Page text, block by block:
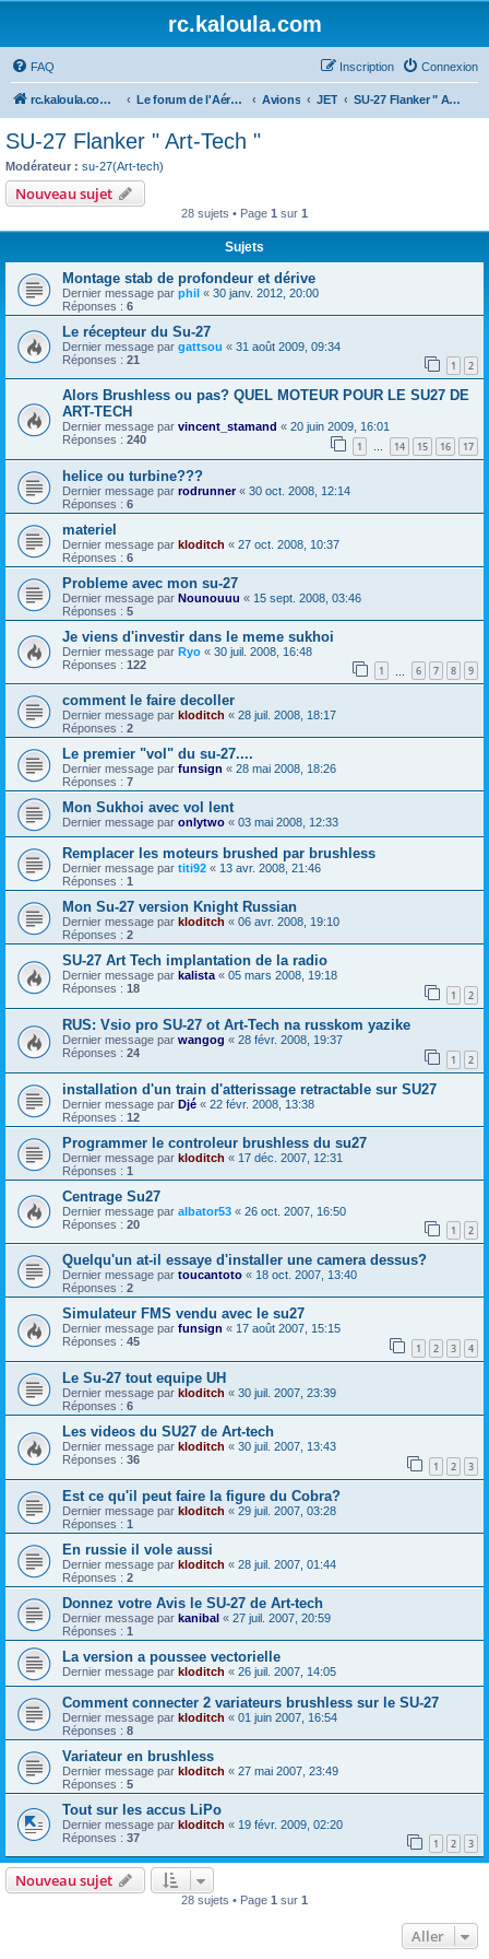
rc.kaloula.com
FAQ Connexion
Inscription
rc.kaloula.com Aéromodélisme Le forum de l'Aéromodélisme Avions JET SU-27 Flanker " Art-Tech "
SU-27 Flanker " Art-Tech "
Modérateur : su-27(Art-tech)
Nouveau sujet
28 sujets • Page 1 sur 1
Sujets
Montage stab de profondeur et dérive
Dernier message par phil « 30 janv. 2012, 20:00
Réponses : 6
Le récepteur du Su-27
Dernier message par gattsou « 31 août 2009, 09:34
Réponses : 21 1 2
Alors Brushless ou pas? QUEL MOTEUR POUR LE SU27 DE
ART-TECH
Dernier message par vincent_stamand « 20 juin 2009, 16:01
Réponses : 240 1 … 14 15 16 17
helice ou turbine???
Dernier message par rodrunner« 30 oct. 2008, 12:14
Réponses : 6
materiel
Dernier message par kloditch « 27 oct. 2008, 10:37
Réponses : 6
Probleme avec mon su-27
Dernier message par Nounouuu « 15 sept. 2008, 03:46
Réponses : 5
Je viens d'investir dans le meme sukhoi
Dernier message par Ryo « 30 juil. 2008, 16:48
Réponses : 122 1 6 7 8 9
comment le faire decoller
Dernier message par kloditch « 28 juil. 2008, 18:17
Réponses : 2
Le premier "vol" du su-27....
Dernier message par funsign « 28 mai 2008, 18:26
Réponses : 7
Mon Sukhoi avec vol lent
Dernier message par onlytwo « 03 mai 2008, 12:33
Remplacer les moteurs brushed par brushless
Dernier message par titi92 « 13 avr. 2008, 21:46
Réponses : 1
Mon Su-27 version Knight Russian
Dernier message par kloditch « 06 avr. 2008, 19:10
Réponses : 2
SU-27 Art Tech implantation de la radio
Dernier message par kalista« 05 mars 2008, 19:18
Réponses : 18 1 2
RUS: Vsio pro SU-27 ot Art-Tech na russkom yazike
Dernier message par wangog « 28 févr. 2008, 19:37
Réponses : 24 1 2
installation d'un train d'atterissage retractable sur SU27
Dernier message par Djé « 22 févr. 2008, 13:38
Réponses : 12
Programmer le controleur brushless du su27
Dernier message par kloditch « 17 déc. 2007, 12:31
Réponses : 1
Centrage Su27
Dernier message par albator53 « 26 oct. 2007, 16:50
Réponses : 20 1 2
Quelqu'un at-il essaye d'installer une camera dessus?
Dernier message par toucantoto « 18 oct. 2007, 13:40
Réponses : 2
Simulateur FMS vendu avec le su27
Dernier message par funsign « 17 août 2007, 15:15
Réponses : 45 1 2 3 4
Le Su-27 tout equipe UH
Dernier message par kloditch « 30 juil. 2007, 23:39
Réponses : 6
Les videos du SU27 de Art-tech
Dernier message par kloditch « 30 juil. 2007, 13:43
Réponses : 36 1 2 3
Est ce qu'il peut faire la figure du Cobra?
Dernier message par kloditch « 29 juil. 2007, 03:28
Réponses : 1
En russie il vole aussi
Dernier message par kloditch « 28 juil. 2007, 01:44
Réponses : 2
Donnez votre Avis le SU-27 de Art-tech
Dernier message par kanibal « 27 juil. 2007, 20:59
Réponses : 1
La version a poussee vectorielle
Dernier message par kloditch « 26 juil. 2007, 14:05
Comment connecter 2 variateurs brushless sur le SU-27
Dernier message par kloditch « 01 juin 2007, 16:54
Réponses : 8
Variateur en brushless
Dernier message par kloditch « 27 mai 2007, 23:49
Réponses : 5
Tout sur les accus LiPo
Dernier message par kloditch « 19 févr. 2009, 02:20
Réponses : 37 1 2 3
Nouveau sujet
28 sujets • Page 1 sur 1
Aller